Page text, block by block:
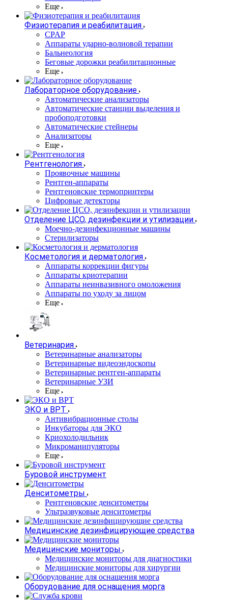
Еще
Физиотерапия и реабилитация
CPAP
Аппараты ударно-волновой терапии
Бальнеология
Беговые дорожки реабилитационные
Еще
Лабораторное оборудование
Автоматические анализаторы
Автоматические станции выделения и
пробоподготовки
Автоматические стейнеры
Анализаторы
Еще
Рентгенология
Проявочные машины
Рентген-аппараты
Рентгеновские термопринтеры
Цифровые детекторы
Отделение ЦСО, дезинфекции и утилизации
Моечно-дезинфекционные машины
Стерилизаторы
Косметология и дерматология
Аппараты коррекции фигуры
Аппараты криотерапии
Аппараты неинвазивного омоложения
Аппараты по уходу за лицом
Еще
Ветеринария
Ветеринарные анализаторы
Ветеринарные видеоэндоскопы
Ветеринарные рентген-аппараты
Ветеринарные УЗИ
Еще
ЭКО и ВРТ
Антивибрационные столы
Инкубаторы для ЭКО
Криохолодильник
Микроманипуляторы
Еще
Буровой инструмент
Денситометры
Рентгеновские денситометры
Ультразвуковые денситометры
Медицинские дезинфицирующие средства
Медицинские мониторы
Медицинские мониторы для диагностики
Медицинские мониторы для хирургии
Оборудование для оснащения морга